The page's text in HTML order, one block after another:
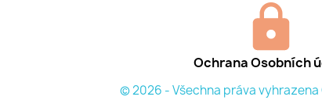
Ochrana Osobních
© 2026 - Všechna práva vyhrazena